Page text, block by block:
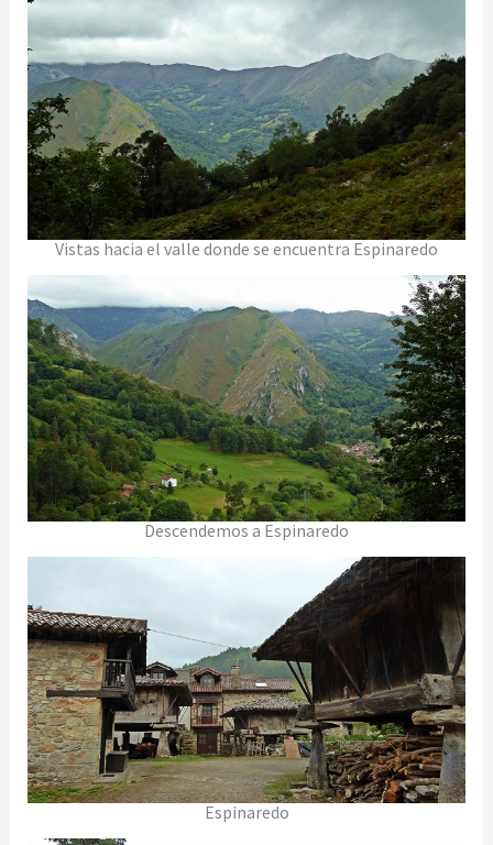
Vistas hacia el valle donde se encuentra Espinaredo
Descendemos a Espinaredo
Espinaredo